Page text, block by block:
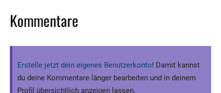
Kommentare
Erstelle jetzt dein eigenes Benutzerkonto! Damit kannst
du deine Kommentare länger bearbeiten und in deinem
Profil übersichtlich anzeigen lassen.